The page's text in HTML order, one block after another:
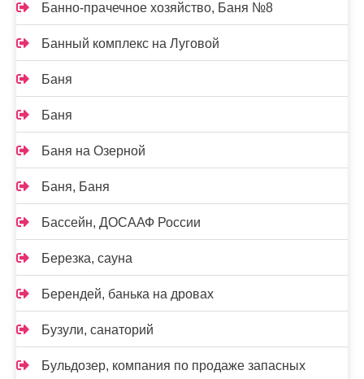
Банно-прачечное хозяйство, Баня №8
Банный комплекс на Луговой
Баня
Баня
Баня на Озерной
Баня, Баня
Бассейн, ДОСААФ России
Березка, сауна
Берендей, банька на дровах
Бузули, санаторий
Бульдозер, компания по продаже запасных